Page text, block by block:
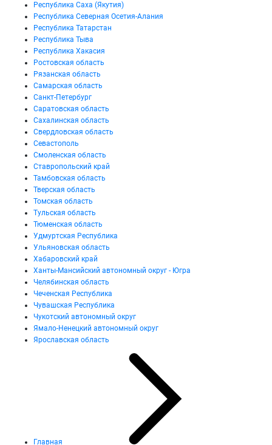
Республика Саха (Якутия)
Республика Северная Осетия-Алания
Республика Татарстан
Республика Тыва
Республика Хакасия
Ростовская область
Рязанская область
Самарская область
Санкт-Петербург
Саратовская область
Сахалинская область
Свердловская область
Севастополь
Смоленская область
Ставропольский край
Тамбовская область
Тверская область
Томская область
Тульская область
Тюменская область
Удмуртская Республика
Ульяновская область
Хабаровский край
Ханты-Мансийский автономный округ - Югра
Челябинская область
Чеченская Республика
Чувашская Республика
Чукотский автономный округ
Ямало-Ненецкий автономный округ
Ярославская область
Главная